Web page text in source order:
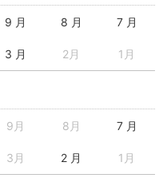
9 月 8 月 7 月
3 月 2月 1月
9月 8月 7 月
3月 2 月 1月